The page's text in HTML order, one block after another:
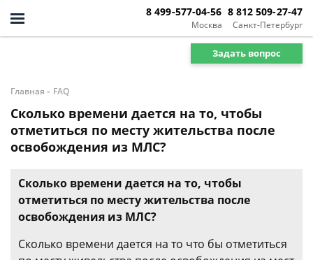
Москва
8 499-577-04-56
Санкт-Петербург
8 812 509-27-47
Задать вопрос
Главная - FAQ
Сколько времени дается на то, чтобы
отметиться по месту жительства после
освобождения из МЛС?
Сколько времени дается на то, чтобы
отметиться по месту жительства после
освобождения из МЛС?
Сколько времени дается на то что бы отметиться